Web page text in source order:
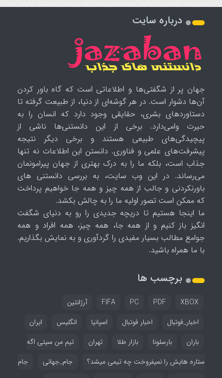
درباره سایت
جهان پر از شگفتی‌ها و اطلاعاتی است که گاه باور کردن
آن‌ها دشوار است. در هر گوشه‌ای از دنیا، از طبیعت گرفته تا
دستاوردهای بشری، حقایقی وجود دارد که انسان را به
حیرت وامی‌دارد. برخی از این دانستنی‌ها ناشی از
پیچیدگی‌های طبیعی هستند و برخی دیگر نتیجه
پیشرفت‌های علمی و فناوری. دانستن این اطلاعات نه تنها
جذاب است، بلکه ما را به درک بهتری از جهان پیرامونمان
می‌رساند. در این وب سایت، به بررسی دانستنی های
باورنکردنی و جالب از همه چیز و همه جا خواهیم پرداخت
که ممکن است تصور اولیه ما را به چالش بکشد.
ما اینجا هستیم تا دریچه جدیدی را رو به دنیای شگفت
انگیز باز کنیم و از همه جا، همه چیز، همه افراد و همه
جوامع مطالب بسیار مفیدی را گردآوری و به نمایش بگذاریم.
با ما همراه باشید.
برچسب ها
FIFA PC PDF XBOX
آرژانتین
اخبار_فوتبال
اخبار فوتبال اسپانیا انگلیس
ایران
باران
بارسلونا بازار طلا تهران
تیم من سیتی اگه
ستاره هایش را نمیفروخت چه تیمی میشد؟
جام_جهانی
جام